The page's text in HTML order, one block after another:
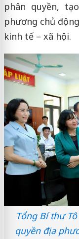
phân quyền,
phương chủ
kinh tế – xã hội.
Tổng Bí thư
quyền địa